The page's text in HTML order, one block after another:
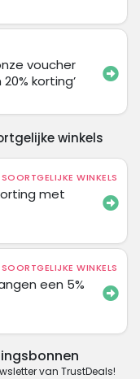
voucher
korting’
winkels
WINKELS
met
WINKELS
een 5%
van TrustDeals!